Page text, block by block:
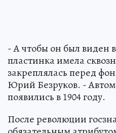
- А чтобы он был виден
пластинка имела
закреплялась перед
Юрий Безруков. -
появились в 1904 году.
После революции